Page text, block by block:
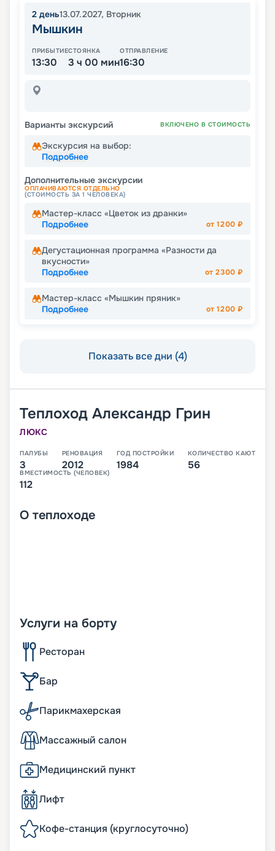
2 день13.07.2027, Вторник
Мышкин
ПРИБЫТИЕ
13:30
СТОЯНКА
3 ч 00 мин
ОТПРАВЛЕНИЕ
16:30
Варианты экскурсий ВКЛЮЧЕНО В СТОИМОСТЬ
Экскурсия на выбор:
Подробнее
Дополнительные экскурсии
ОПЛАЧИВАЮТСЯ ОТДЕЛЬНО
(СТОИМОСТЬ ЗА 1 ЧЕЛОВЕКА)
Мастер-класс «Цветок из дранки»
Подробнее
от1200 ₽
Дегустационная программа «Разности да
вкусности»
Подробнее
от2300 ₽
Мастер-класс «Мышкин пряник»
Подробнее
от1200 ₽
Показать все дни (4)
Теплоход Александр Грин
ЛЮКС
ПАЛУБЫ
3
РЕНОВАЦИЯ
2012
ГОД ПОСТРОЙКИ
1984
КОЛИЧЕСТВО КАЮТ
56
ВМЕСТИМОСТЬ (ЧЕЛОВЕК)
112
О теплоходе
Услуги на борту
Ресторан
Бар
Парикмахерская
Массажный салон
Медицинский пункт
Лифт
Кофе-станция (круглосуточно)